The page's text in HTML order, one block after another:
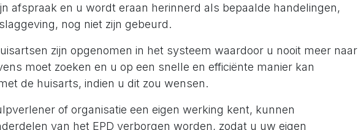
afspraak en u wordt eraan herinnerd als bepaalde handelingen,
nog niet zijn gebeurd.
zijn opgenomen in het systeem waardoor u nooit meer naar
moet zoeken en u op een snelle en efficiënte manier kan
de huisarts, indien u dit zou wensen.
of organisatie een eigen werking kent, kunnen
van het EPD verborgen worden, zodat u uw eigen